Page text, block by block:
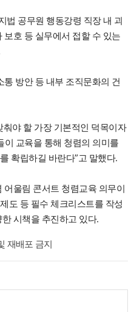
법 공무원 행동강령 직장 내 괴
호 등 실무에서 접할 수 있는
방안 등 내부 조직문화의 건
야 할 가장 기본적인 덕목이자
이 교육을 통해 청렴의 의미를
확립하길 바란다”고 말했다.
울림 콘서트 청렴교육 의무이
도 등 필수 체크리스트를 작성
시책을 추진하고 있다.
재배포 금지